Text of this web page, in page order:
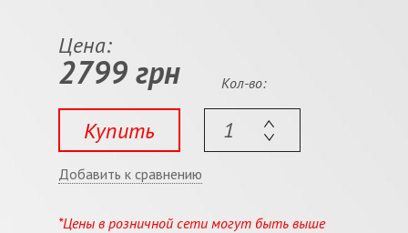
Цена:
2799 грн
Купить
Кол-во:
Добавить к сравнению
*Цены в розничной сети могут быть выше